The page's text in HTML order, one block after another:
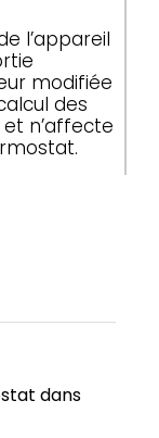
l’appareil
modifiée
des
n’affecte
dans